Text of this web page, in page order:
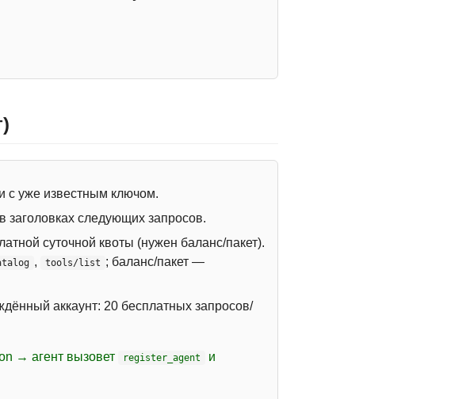
с уже известным ключом.
в заголовках следующих запросов.
суточной квоты (нужен баланс/пакет).
, tools/list ; баланс/пакет —
аккаунт: 20 бесплатных запросов/
→ агент вызовет register_agent
и